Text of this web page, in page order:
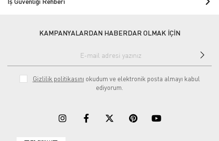
KAMPANYALARDAN HABERDAR OLMAK İÇİN
Gizlilik politikasını okudum ve elektronik posta almayı kabul
ediyorum.